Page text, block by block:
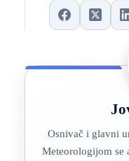
Osnivač i glavni
Meteorologijom se